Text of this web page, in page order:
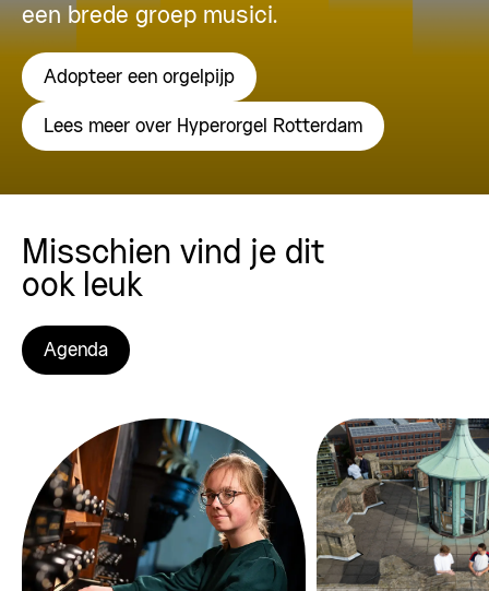
een brede groep musici.
Adopteer een orgelpijp
Lees meer over Hyperorgel Rotterdam
Misschien vind je dit
ook leuk
Agenda